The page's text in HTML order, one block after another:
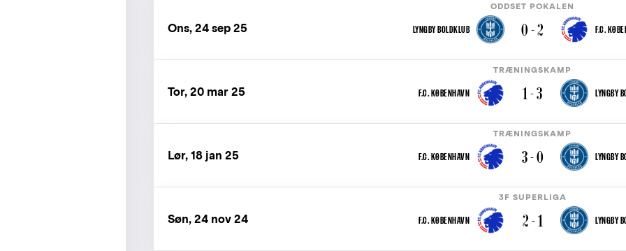
ODDSET POKALEN
Ons, 24 sep 25 LYNGBY BOLDKLUB 0 - 2 F.C.
TRÆNINGSKAMP
Tor, 20 mar 25 F.C. KØBENHAVN 1 - 3 LYNGBY
TRÆNINGSKAMP
Lør, 18 jan 25 F.C. KØBENHAVN 3 - 0 LYNGBY
3F SUPERLIGA
Søn, 24 nov 24 F.C. KØBENHAVN 2 - 1 LYNGBY